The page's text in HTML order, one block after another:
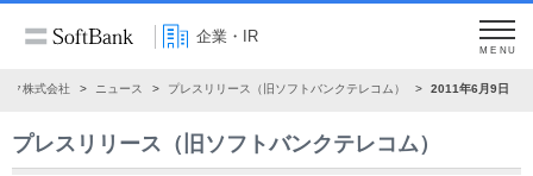
企業・IR
MENU
ク株式会社 ニュース プレスリリース（旧ソフトバンクテレコム） 2011年6月9日
プレスリリース（旧ソフトバンクテレコム）